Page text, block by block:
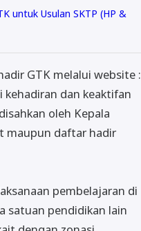
untuk Usulan SKTP (HP &
GTK melalui website :
dan keaktifan
oleh Kepala
maupun daftar hadir
pembelajaran di
satuan pendidikan lain